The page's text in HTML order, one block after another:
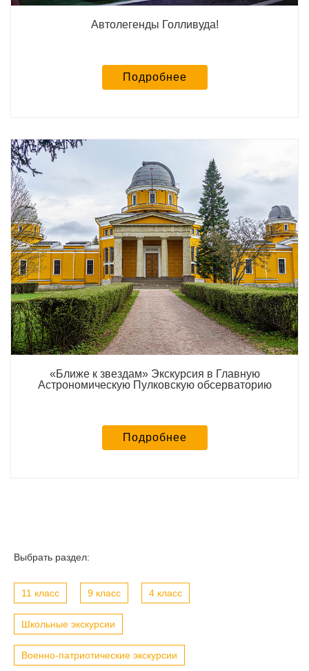
Автолегенды Голливуда!
Подробнее
«Ближе к звездам» Экскурсия в Главную
Астрономическую Пулковскую обсерваторию
Подробнее
Выбрать раздел:
11 класс 9 класс 4 класс
Школьные экскурсии
Военно-патриотические экскурсии